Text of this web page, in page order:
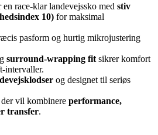
en race-klar landevejssko med stiv
10) for maksimal
pasform og hurtig mikrojustering
surround-wrapping fit sikrer komfort
intervaller.
og designet til seriøs
vil kombinere performance,
transfer.